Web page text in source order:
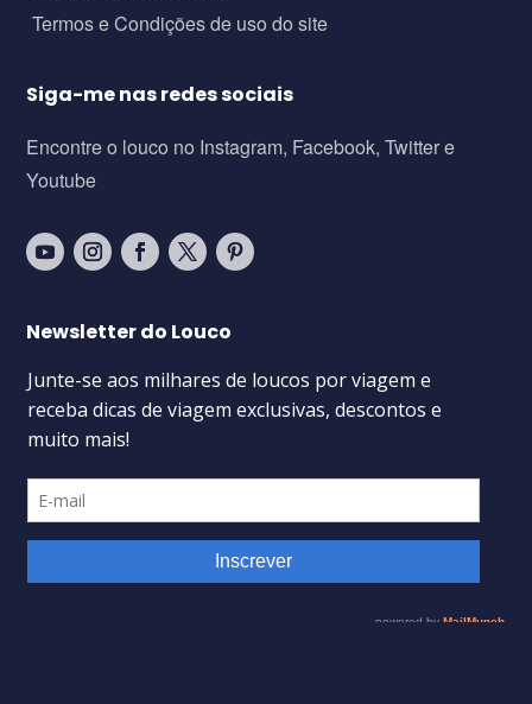
Termos e Condições de uso do site
Siga-me nas redes sociais
Encontre o louco no Instagram, Facebook, Twitter e
Youtube
Newsletter do Louco